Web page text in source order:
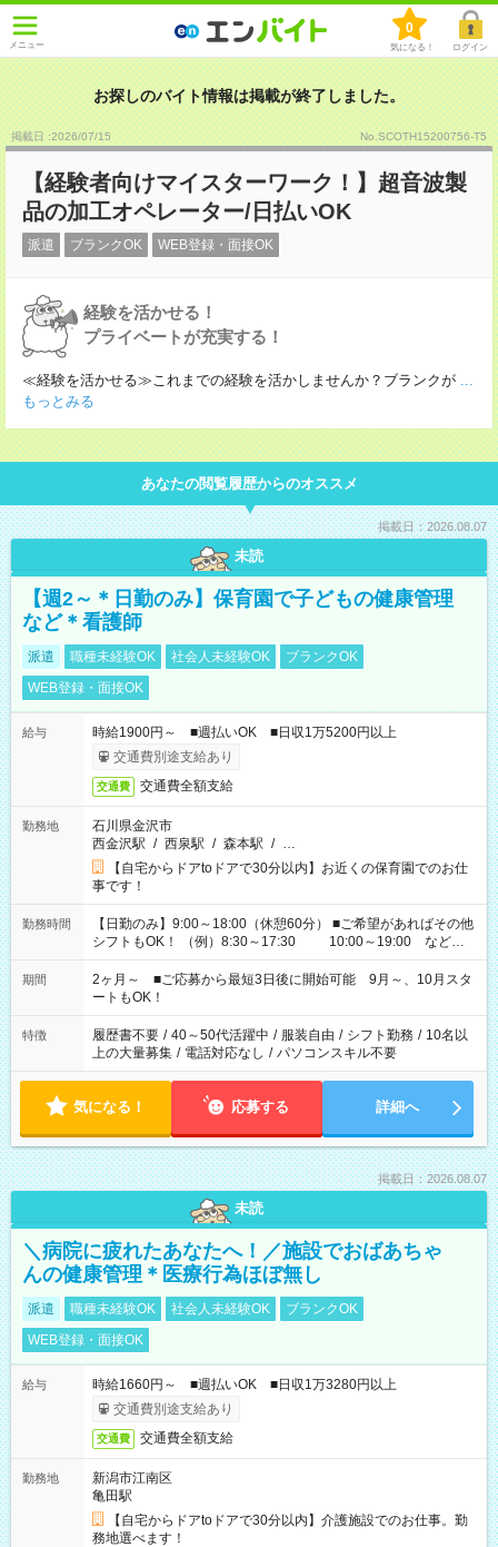
メニュー
0
気になる！ ログイン
お探しのバイト情報は掲載が終了しました。
掲載日 :2026/07/15 No.SCOTH15200756-T5
【経験者向けマイスターワーク！】超音波製
品の加工オペレーター/日払いOK
派遣 ブランクOK WEB登録・面接OK
経験を活かせる！
プライベートが充実する！
≪経験を活かせる≫これまでの経験を活かしませんか？ブランクが ...
もっとみる
あなたの閲覧履歴からのオススメ
掲載日：2026.08.07
未読
【週2～＊日勤のみ】保育園で子どもの健康管理
など＊看護師
派遣 職種未経験OK 社会人未経験OK
ブランクOK
WEB登録・面接OK
給与
時給1900円～ ■週払いOK ■日収1万5200円以上
交通費別途支給あり
交通費 交通費全額支給
勤務地
石川県金沢市
西金沢駅 / 西泉駅 / 森本駅 / …
【自宅からドアtoドアで30分以内】お近くの保育園でのお仕
事です！
勤務時間
【日勤のみ】9:00～18:00（休憩60分） ■ご希望があればその他
シフトもOK！ （例）8:30～17:30 10:00～19:00 など
「家族とお休みを合わせたい」 「余裕を持って夕飯の準備がし
たい」 「できれば残業はしたくない」 など、ご希望があれば教
えてくださいね。 ※Wワーク希望の方へ 今ご覧のお仕事で希望
する勤務時間と、もう1つのお仕事の勤務時間。 合計で週40時
間を超える場合は応募できません
期間
2ヶ月～ ■ご応募から最短3日後に開始可能 9月～、10月スタ
ートもOK！
特徴 履歴書不要 / 40～50代活躍中 / 服装自由 / シフト勤務 / 10名以
上の大量募集 / 電話対応なし / パソコンスキル不要
気になる！ 応募する 詳細へ
掲載日：2026.08.07
未読
＼病院に疲れたあなたへ！／施設でおばあちゃ
んの健康管理＊医療行為ほぼ無し
派遣 職種未経験OK 社会人未経験OK
ブランクOK
WEB登録・面接OK
給与
時給1660円～ ■週払いOK ■日収1万3280円以上
交通費別途支給あり
交通費 交通費全額支給
勤務地
新潟市江南区
亀田駅
【自宅からドアtoドアで30分以内】介護施設でのお仕事。勤
務地選べます！